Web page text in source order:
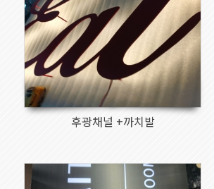
1199
후광채널 +까치발